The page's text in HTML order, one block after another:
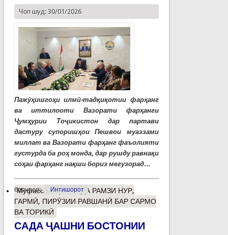
Чоп шуд: 30/01/2026
Пажӯҳишгоҳи илмӣ-тадқиқотии фарҳанг
ва иттилооти Вазорати фарҳанги
Ҷумҳурии Тоҷикистон дар партави
дастуру супоришҳои Пешвои муаззами
миллат ва Вазорати фарҳанг фаъолияти
густурда ба роҳ монда, дар рушду равнақи
соҳаи фарҳанг нақши бориз мегузорад...
барчасп: Интишорот
Муфассалтаро САДА РАМЗИ НУР,
ГАРМӢ, ПИРӮЗИИ РАВШАНӢ БАР САРМО
ВА ТОРИКӢ
САДА ҶАШНИ БОСТОНИИ